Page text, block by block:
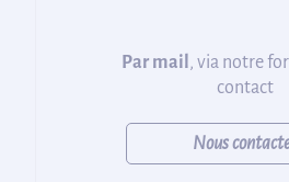
Par mail , via notre
contact
Nous